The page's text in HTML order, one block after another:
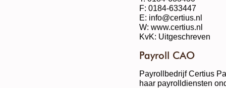
F: 0184-633447
E: info@certius.nl
W: www.certius.nl
KvK: Uitgeschreven
Payroll CAO
Payrollbedrijf Certius
haar payrolldiensten